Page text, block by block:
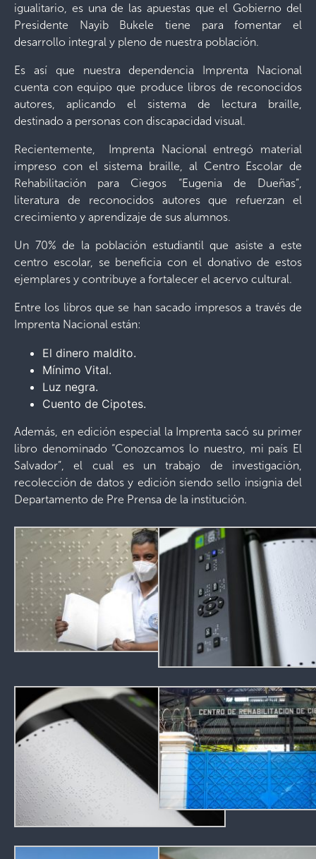
igualitario, es una de las apuestas que el Gobierno del
Presidente Nayib Bukele tiene para fomentar el
desarrollo integral y pleno de nuestra población.
Es así que nuestra dependencia Imprenta Nacional
cuenta con equipo que produce libros de reconocidos
autores, aplicando el sistema de lectura braille,
destinado a personas con discapacidad visual.
Recientemente, Imprenta Nacional entregó material
impreso con el sistema braille, al Centro Escolar de
Rehabilitación para Ciegos “Eugenia de Dueñas”,
literatura de reconocidos autores que refuerzan el
crecimiento y aprendizaje de sus alumnos.
Un 70% de la población estudiantil que asiste a este
centro escolar, se beneficia con el donativo de estos
ejemplares y contribuye a fortalecer el acervo cultural.
Entre los libros que se han sacado impresos a través de
Imprenta Nacional están:
El dinero maldito.
Mínimo Vital.
Luz negra.
Cuento de Cipotes.
Además, en edición especial la Imprenta sacó su primer
libro denominado “Conozcamos lo nuestro, mi país El
Salvador”, el cual es un trabajo de investigación,
recolección de datos y edición siendo sello insignia del
Departamento de Pre Prensa de la institución.